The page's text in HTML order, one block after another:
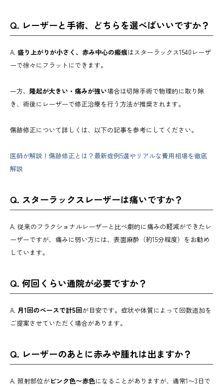
Q. レーザーと手術、どちらを選べばいいですか？
A. 盛り上がりが小さく、赤み中心の瘢痕はスターラックス1540レーザ
ーで徐々にフラットにできます。
一方、 隆起が大きい・痛みが強い場合は切除手術で物理的に取り除
き、術後にレーザーで修正治療を行う方法が推奨されます。
傷跡修正について詳しくは、以下の記事を参考にしてください。
医師が解説！傷跡修正とは？最新症例5選やリアルな費用相場を徹底
解説
Q. スターラックスレーザーは痛いですか？
A. 従来のフラクショナルレーザーと比べ劇的に痛みの軽減ができたレ
ーザーですが、痛みに弱い方には、表面麻酔（約15分程度）をお勧め
しています。
Q. 何回くらい通院が必要ですか？
A. 月1回のペースで計5回が目安です。症状や体質によって回数追加を
ご提案させていただく場合があります。
Q. レーザーのあとに赤みや腫れは出ますか？
A. 照射部位がピンク色〜赤色になることがありますが、通常1〜3日で